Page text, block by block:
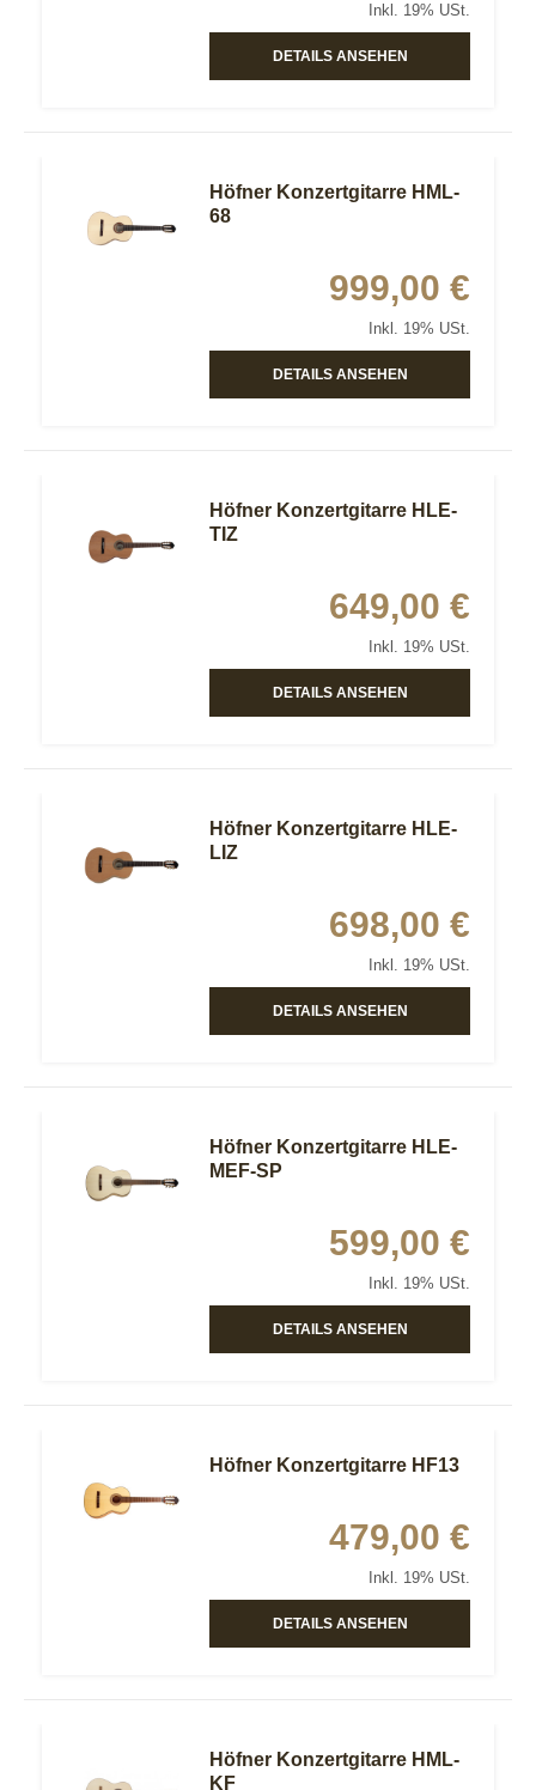
Inkl. 19% USt.
DETAILS ANSEHEN
Höfner Konzertgitarre HML-
68
999,00 €
Inkl. 19% USt.
DETAILS ANSEHEN
Höfner Konzertgitarre HLE-
TIZ
649,00 €
Inkl. 19% USt.
DETAILS ANSEHEN
Höfner Konzertgitarre HLE-
LIZ
698,00 €
Inkl. 19% USt.
DETAILS ANSEHEN
Höfner Konzertgitarre HLE-
MEF-SP
599,00 €
Inkl. 19% USt.
DETAILS ANSEHEN
Höfner Konzertgitarre HF13
479,00 €
Inkl. 19% USt.
DETAILS ANSEHEN
Höfner Konzertgitarre HML-
KF